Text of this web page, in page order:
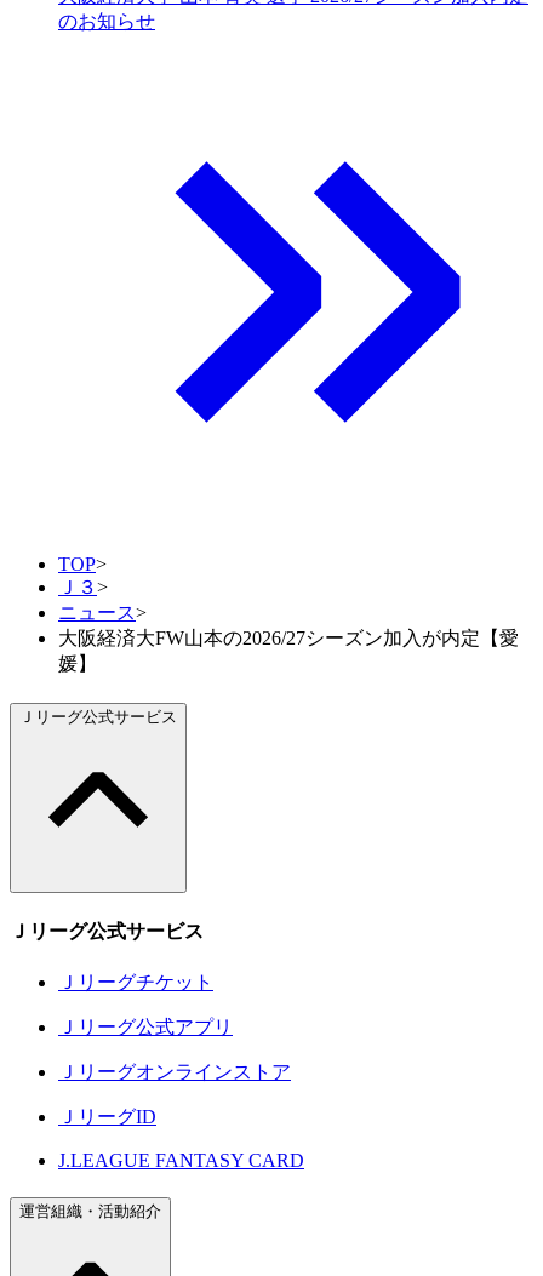
のお知らせ
TOP>
Ｊ３>
ニュース>
大阪経済大FW山本の2026/27シーズン加入が内定【愛
媛】
Ｊリーグ公式サービス
Ｊリーグ公式サービス
Ｊリーグチケット
Ｊリーグ公式アプリ
Ｊリーグオンラインストア
ＪリーグID
J.LEAGUE FANTASY CARD
運営組織・活動紹介